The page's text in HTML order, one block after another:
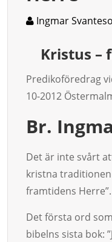
Ingmar
Kristus –
Predikoföredrag
10-2012
Br.
Det är inte svårt
kristna
framtidens Herre”.
Det första ord
bibelns sista bok: